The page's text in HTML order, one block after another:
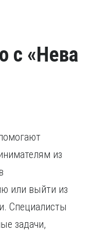
с «Нева
из
или выйти из
Специалисты
задачи,